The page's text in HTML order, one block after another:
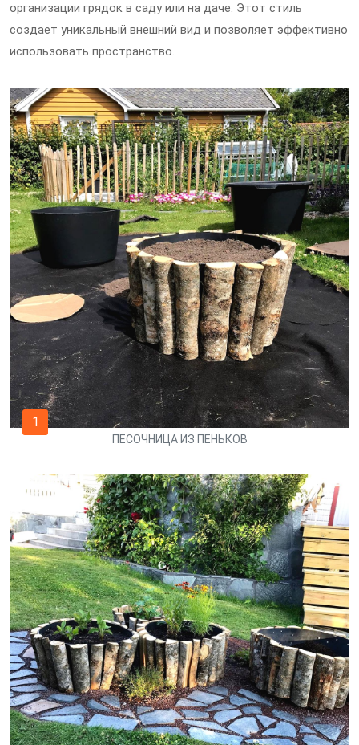
организации грядок в саду или на даче. Этот стиль
создает уникальный внешний вид и позволяет эффективно
использовать пространство.
1
ПЕСОЧНИЦА ИЗ ПЕНЬКОВ